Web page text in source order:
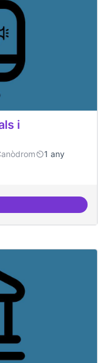
i
1 any
a projectes digitals i